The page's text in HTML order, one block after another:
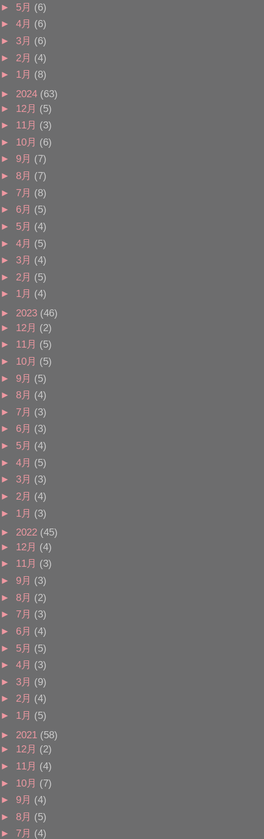
► 5月 (6)
► 4月 (6)
► 3月 (6)
► 2月 (4)
► 1月 (8)
► 2024 (63)
► 12月 (5)
► 11月 (3)
► 10月 (6)
► 9月 (7)
► 8月 (7)
► 7月 (8)
► 6月 (5)
► 5月 (4)
► 4月 (5)
► 3月 (4)
► 2月 (5)
► 1月 (4)
► 2023 (46)
► 12月 (2)
► 11月 (5)
► 10月 (5)
► 9月 (5)
► 8月 (4)
► 7月 (3)
► 6月 (3)
► 5月 (4)
► 4月 (5)
► 3月 (3)
► 2月 (4)
► 1月 (3)
► 2022 (45)
► 12月 (4)
► 11月 (3)
► 9月 (3)
► 8月 (2)
► 7月 (3)
► 6月 (4)
► 5月 (5)
► 4月 (3)
► 3月 (9)
► 2月 (4)
► 1月 (5)
► 2021 (58)
► 12月 (2)
► 11月 (4)
► 10月 (7)
► 9月 (4)
► 8月 (5)
► 7月 (4)